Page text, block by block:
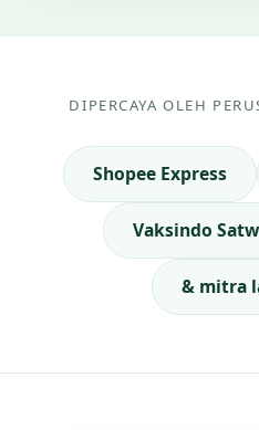
DIPERCAYA OLEH
Shopee Express
Vaksindo
& mitra